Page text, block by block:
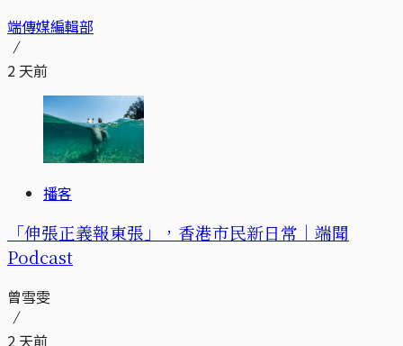
端傳媒編輯部
2 天前
播客
「伸張正義報東張」，香港市民新日常｜端聞
Podcast
曾雪雯
2 天前